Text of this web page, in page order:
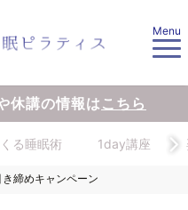
Menu
休講の情報はこちら
る睡眠術 1day講座
締めキャンペーン